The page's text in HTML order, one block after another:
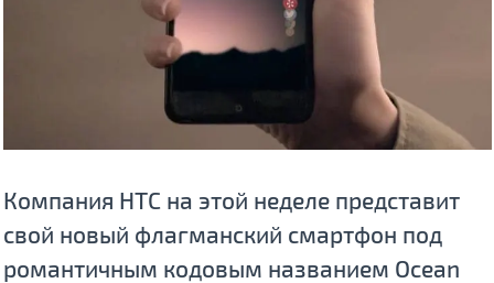
Компания HTC на этой неделе представит
свой новый флагманский смартфон под
романтичным кодовым названием Ocean